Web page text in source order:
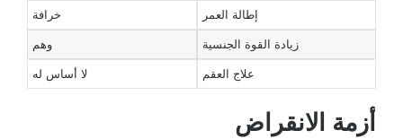
إطالة العمر خرافة
زيادة القوة الجنسية وهم
علاج العقم لا أساس له
أزمة الانقراض